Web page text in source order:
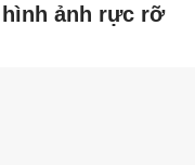
hình ảnh rực rỡ